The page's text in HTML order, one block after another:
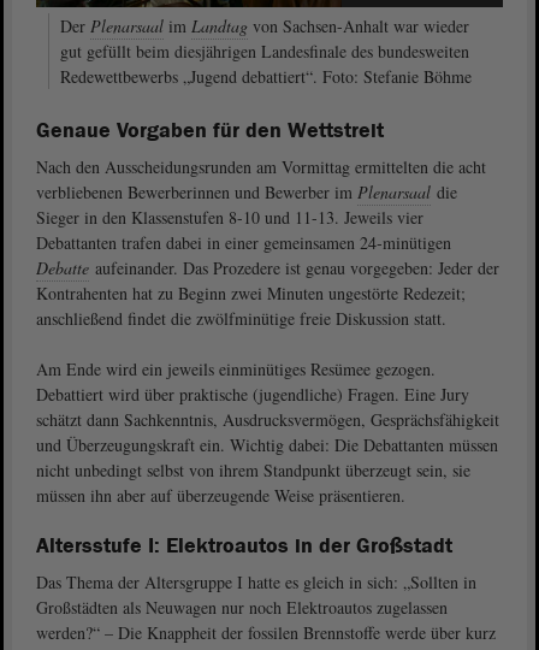
Der Plenarsaal im Landtag von Sachsen-Anhalt war wieder
gut gefüllt beim diesjährigen Landesfinale des bundesweiten
Redewettbewerbs „Jugend debattiert“. Foto: Stefanie Böhme
Genaue Vorgaben für den Wettstreit
Nach den Ausscheidungsrunden am Vormittag ermittelten die acht
verbliebenen Bewerberinnen und Bewerber im Plenarsaal die
Sieger in den Klassenstufen 8-10 und 11-13. Jeweils vier
Debattanten trafen dabei in einer gemeinsamen 24‑minütigen
Debatte aufeinander. Das Prozedere ist genau vorgegeben: Jeder der
Kontrahenten hat zu Beginn zwei Minuten ungestörte Redezeit;
anschließend findet die zwölfminütige freie Diskussion statt.
Am Ende wird ein jeweils einminütiges Resümee gezogen.
Debattiert wird über praktische (jugendliche) Fragen. Eine Jury
schätzt dann Sachkenntnis, Ausdrucksvermögen, Gesprächsfähigkeit
und Überzeugungskraft ein. Wichtig dabei: Die Debattanten müssen
nicht unbedingt selbst von ihrem Standpunkt überzeugt sein, sie
müssen ihn aber auf überzeugende Weise präsentieren.
Altersstufe I: Elektroautos in der Großstadt
Das Thema der Altersgruppe I hatte es gleich in sich: „Sollten in
Großstädten als Neuwagen nur noch Elektroautos zugelassen
werden?“ – Die Knappheit der fossilen Brennstoffe werde über kurz